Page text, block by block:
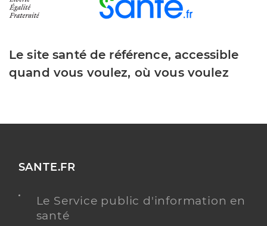
Le site santé de référence, accessible
quand vous voulez, où vous voulez
SANTE.FR
Le Service public d'information en
santé